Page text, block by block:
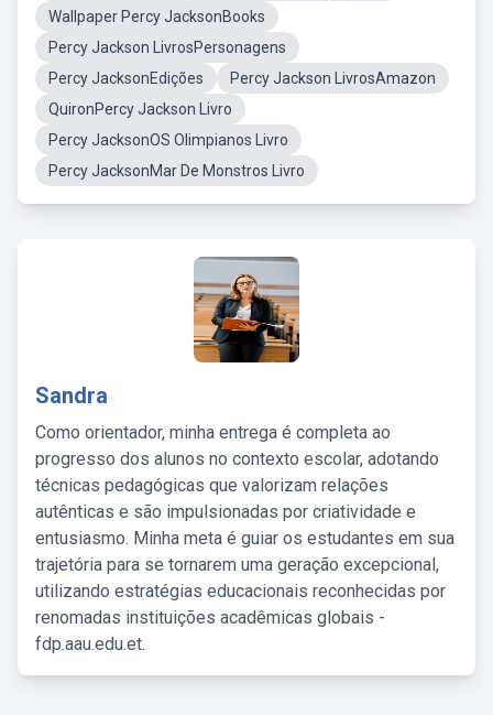
Wallpaper Percy JacksonBooks
Percy Jackson LivrosPersonagens
Percy JacksonEdições
Percy Jackson LivrosAmazon
QuironPercy Jackson Livro
Percy JacksonOS Olimpianos Livro
Percy JacksonMar De Monstros Livro
Sandra
Como orientador, minha entrega é completa ao
progresso dos alunos no contexto escolar, adotando
técnicas pedagógicas que valorizam relações
autênticas e são impulsionadas por criatividade e
entusiasmo. Minha meta é guiar os estudantes em sua
trajetória para se tornarem uma geração excepcional,
utilizando estratégias educacionais reconhecidas por
renomadas instituições acadêmicas globais -
fdp.aau.edu.et.